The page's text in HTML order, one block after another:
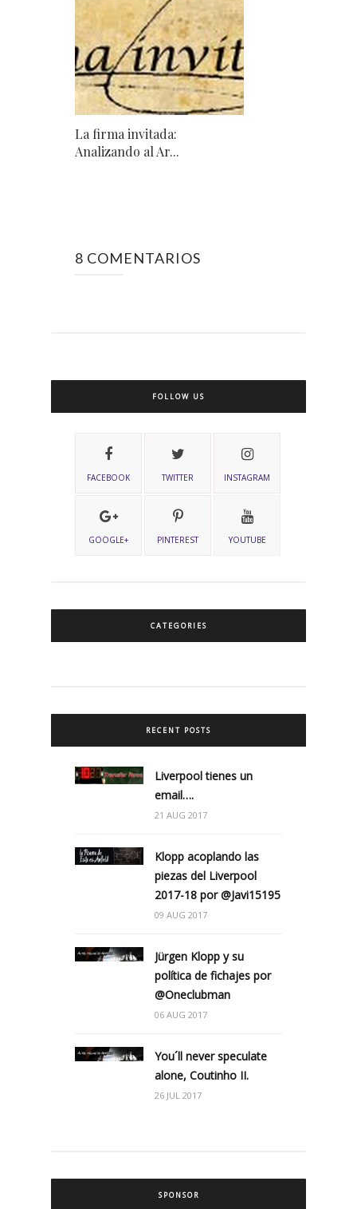
La firma invitada:
Analizando al Ar...
8 COMENTARIOS
FOLLOW US
FACEBOOK TWITTER INSTAGRAM
GOOGLE+ PINTEREST YOUTUBE
CATEGORIES
RECENT POSTS
Liverpool tienes un
email….
21 AUG 2017
Klopp acoplando las
piezas del Liverpool
2017-18 por @Javi15195
09 AUG 2017
Jürgen Klopp y su
política de fichajes por
@Oneclubman
06 AUG 2017
You´ll never speculate
alone, Coutinho II.
26 JUL 2017
SPONSOR